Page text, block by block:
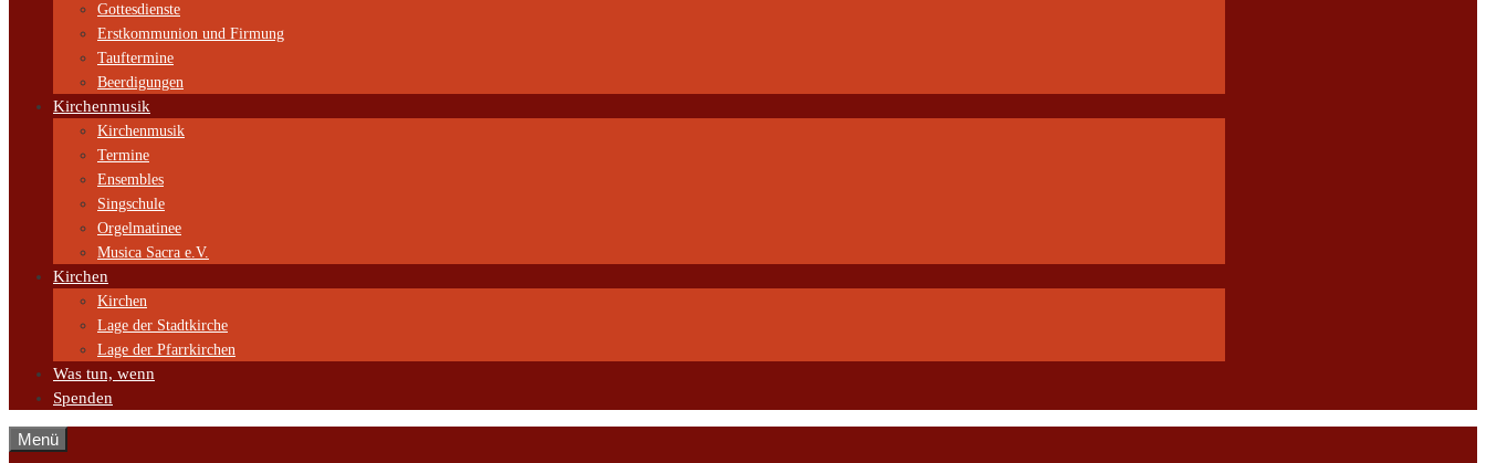
Gottesdienste
Erstkommunion und Firmung
Tauftermine
Beerdigungen
Kirchenmusik
Kirchenmusik
Termine
Ensembles
Singschule
Orgelmatinee
Musica Sacra e.V.
Kirchen
Kirchen
Lage der Stadtkirche
Lage der Pfarrkirchen
Was tun, wenn
Spenden
Menü